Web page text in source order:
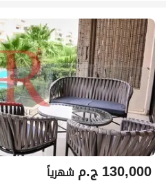
ج.م130,000 شهرياً